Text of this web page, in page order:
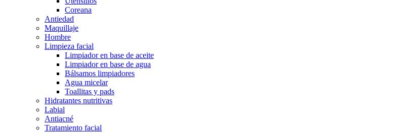
Coreana
Antiedad
Maquillaje
Hombre
Limpieza facial
Limpiador en base de aceite
Limpiador en base de agua
Bálsamos limpiadores
Agua micelar
Toallitas y pads
Hidratantes nutritivas
Labial
Antiacné
Tratamiento facial